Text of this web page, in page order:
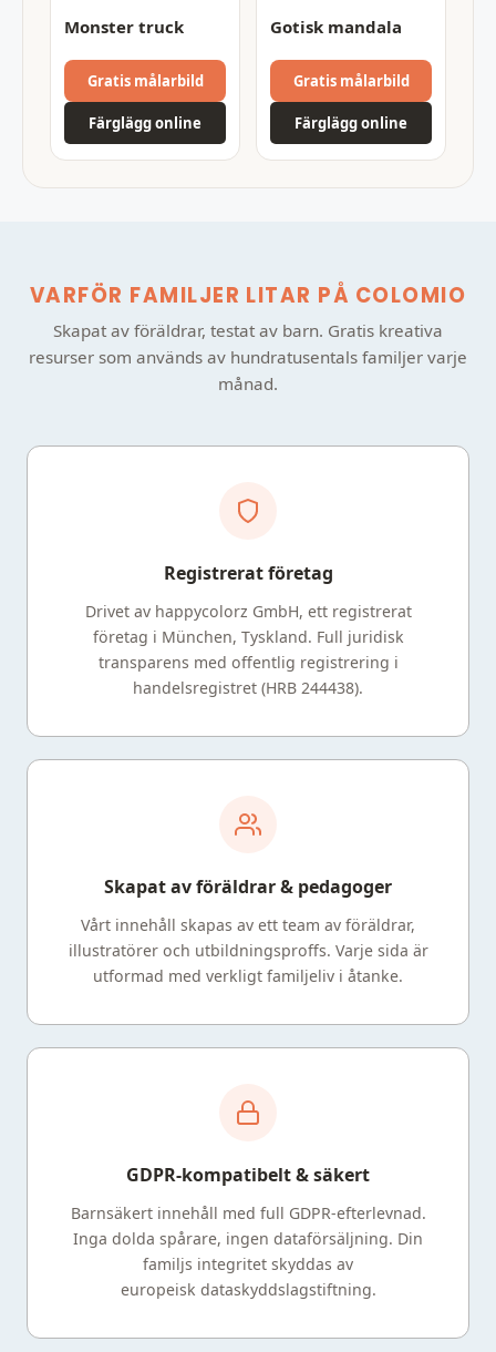
Monster truck
Gratis målarbild
Färglägg online
Gotisk mandala
Gratis målarbild
Färglägg online
VARFÖR FAMILJER LITAR PÅ COLOMIO
Skapat av föräldrar, testat av barn. Gratis kreativa
resurser som används av hundratusentals familjer varje
månad.
Registrerat företag
Drivet av happycolorz GmbH, ett registrerat
företag i München, Tyskland. Full juridisk
transparens med offentlig registrering i
handelsregistret (HRB 244438).
Skapat av föräldrar & pedagoger
Vårt innehåll skapas av ett team av föräldrar,
illustratörer och utbildningsproffs. Varje sida är
utformad med verkligt familjeliv i åtanke.
GDPR-kompatibelt & säkert
Barnsäkert innehåll med full GDPR-efterlevnad.
Inga dolda spårare, ingen dataförsäljning. Din
familjs integritet skyddas av
europeisk dataskyddslagstiftning.